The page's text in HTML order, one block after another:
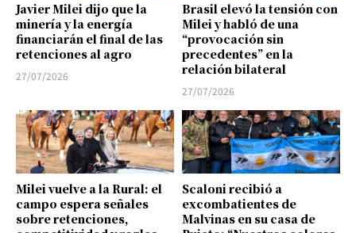
Javier Milei dijo que la
minería y la energía
financiarán el final de las
retenciones al agro
27/07/2026
Brasil elevó la tensión con
Milei y habló de una
“provocación sin
precedentes” en la
relación bilateral
27/07/2026
Milei vuelve a la Rural: el
campo espera señales
sobre retenciones,
Scaloni recibió a
excombatientes de
Malvinas en su casa de